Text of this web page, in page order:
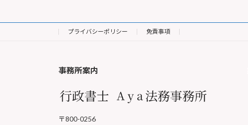
プライバシーポリシー 免責事項
事務所案内
〒800-0256